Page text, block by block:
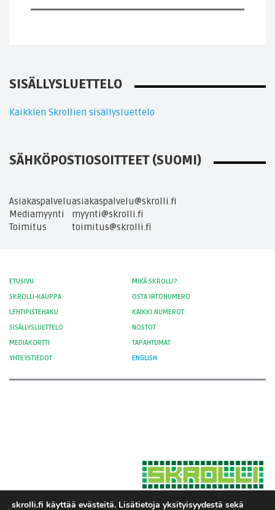
SISÄLLYSLUETTELO
Kaikkien Skrollien sisällysluettelo
SÄHKÖPOSTIOSOITTEET (SUOMI)
Asiakaspalveluasiakaspalvelu@skrolli.fi
Mediamyynti
myynti@skrolli.fi
Toimitus
toimitus@skrolli.fi
ETUSIVU
MIKÄ SKROLLI?
SKROLLI-KAUPPA
OSTA IRTONUMERO
LEHTIPISTEHAKU
KAIKKI NUMEROT
SISÄLLYSLUETTELO
NOSTOT
MEDIAKORTTI
TAPAHTUMAT
YHTEYSTIEDOT
ENGLISH
skrolli.fi käyttää evästeitä. Lisätietoja yksityisyydestä sekä